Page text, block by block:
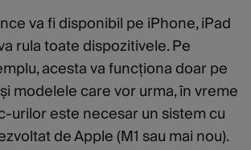
va fi disponibil pe iPhone, iPad
rula toate dispozitivele. Pe
acesta va funcționa doar pe
modelele care vor urma, în vreme
urilor este necesar un sistem cu
de Apple (M1 sau mai nou).